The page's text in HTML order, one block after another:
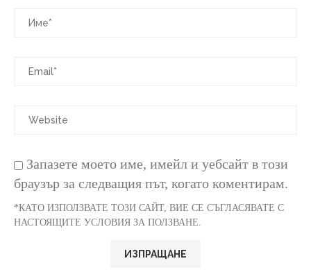
Запазете моето име, имейл и уебсайт в този
браузър за следващия път, когато коментирам.
*КАТО ИЗПОЛЗВАТЕ ТОЗИ САЙТ, ВИЕ СЕ СЪГЛАСЯВАТЕ С
НАСТОЯЩИТЕ УСЛОВИЯ ЗА ПОЛЗВАНЕ.